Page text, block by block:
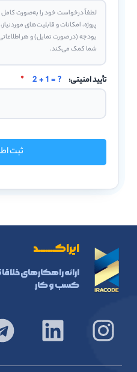
تأیید امنیتی: 2 + 1 = ?
*
ثبت
ایراکـــــــد
ارائه راهکارهای
کسب و کار